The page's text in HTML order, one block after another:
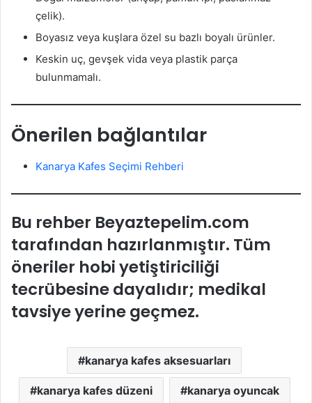
çelik).
Boyasız veya kuşlara özel su bazlı boyalı ürünler.
Keskin uç, gevşek vida veya plastik parça
bulunmamalı.
Önerilen bağlantılar
Kanarya Kafes Seçimi Rehberi
Bu rehber Beyaztepelim.com
tarafından hazırlanmıştır. Tüm
öneriler hobi yetiştiriciliği
tecrübesine dayalıdır; medikal
tavsiye yerine geçmez.
kanarya kafes aksesuarları
kanarya kafes düzeni kanarya oyuncak